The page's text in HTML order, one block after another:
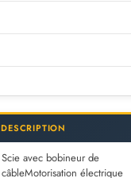
DESCRIPTION
Scie avec bobineur de
câbleMotorisation électrique